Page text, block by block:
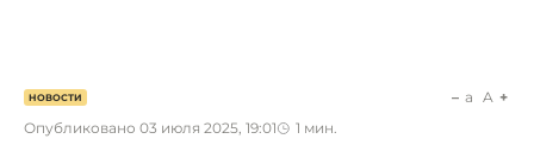
НОВОСТИ
Опубликовано 03 июля 2025, 19:01 1 мин.
a A